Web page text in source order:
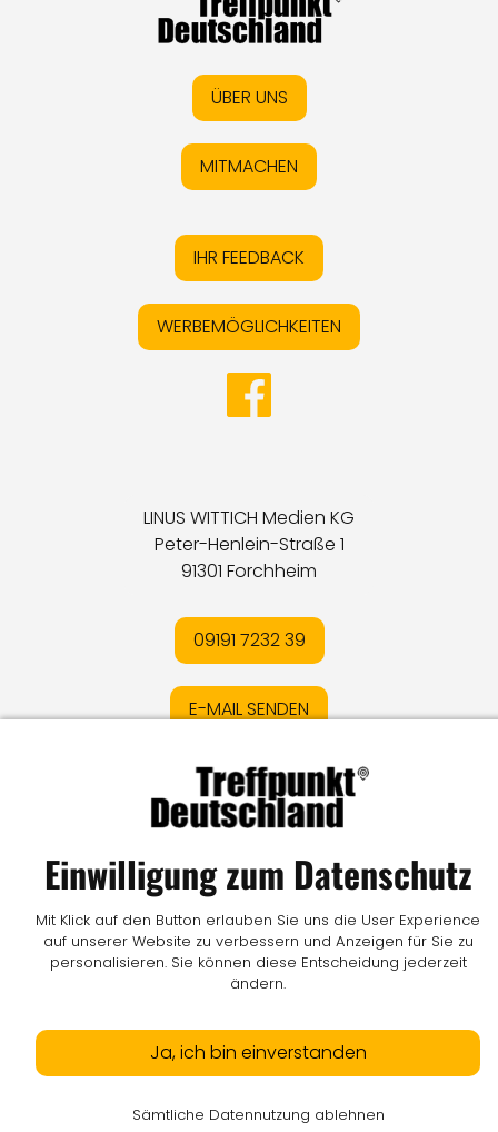
ÜBER UNS
MITMACHEN
IHR FEEDBACK
WERBEMÖGLICHKEITEN
LINUS WITTICH Medien KG
Peter-Henlein-Straße 1
91301 Forchheim
09191 7232 39
E-MAIL SENDEN
DatenschutzIOnline-Streitschlichtung
MediadatenIKontakt IVertrag widerrufen
© LW Medien GmbH
Einwilligung zum Datenschutz
Mit Klick auf den Button erlauben Sie uns die User Experience
auf unserer Website zu verbessern und Anzeigen für Sie zu
personalisieren. Sie können diese Entscheidung jederzeit
ändern.
Ja, ich bin einverstanden
Sämtliche Datennutzung ablehnen